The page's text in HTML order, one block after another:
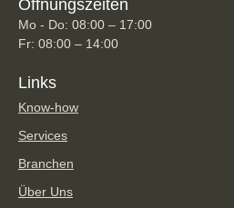
Öffnungszeiten
Mo - Do: 08:00 – 17:00
Fr: 08:00 – 14:00
Links
Know-how
Services
Branchen
Über Uns